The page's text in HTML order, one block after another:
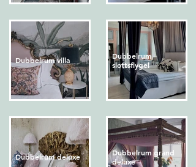
Dubbelrum villa
Dubbelrum
slottsflygel
Dubbelrum deluxe
Dubbelrum grand
deluxe